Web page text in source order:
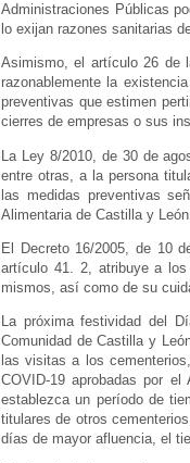
Administraciones Públicas
lo exijan razones sanitarias
Asimismo, el artículo 26 de
razonablemente la
preventivas que estimen
cierres de empresas o sus
La Ley 8/2010, de 30 de
entre otras, a la persona
las medidas preventivas
Alimentaria de Castilla y León.
El Decreto 16/2005, de 10
artículo 41. 2, atribuye a
mismos, así como de su
La próxima festividad del
Comunidad de Castilla y
las visitas a los
COVID-19 aprobadas por
establezca un período de
titulares de otros
días de mayor afluencia, el